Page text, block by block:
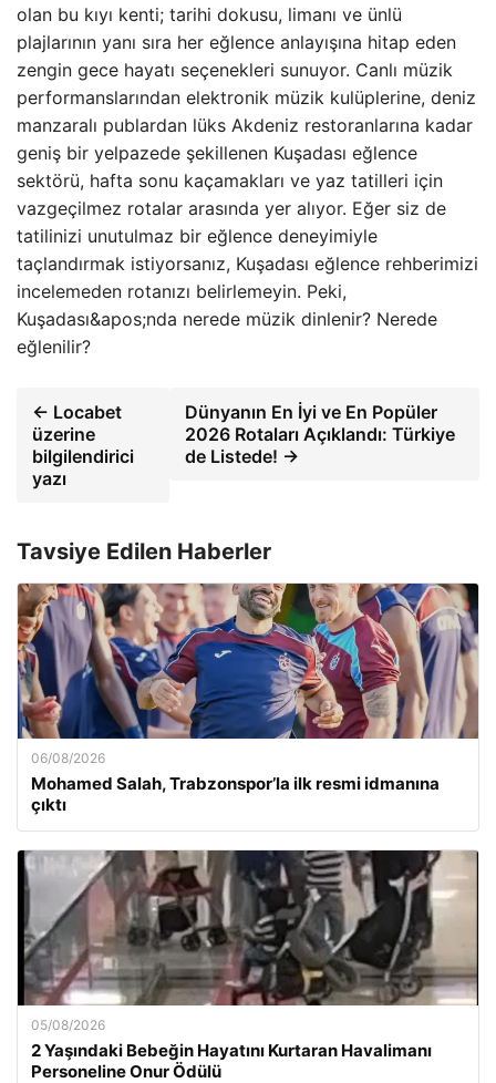
olan bu kıyı kenti; tarihi dokusu, limanı ve ünlü
plajlarının yanı sıra her eğlence anlayışına hitap eden
zengin gece hayatı seçenekleri sunuyor. Canlı müzik
performanslarından elektronik müzik kulüplerine, deniz
manzaralı publardan lüks Akdeniz restoranlarına kadar
geniş bir yelpazede şekillenen Kuşadası eğlence
sektörü, hafta sonu kaçamakları ve yaz tatilleri için
vazgeçilmez rotalar arasında yer alıyor. Eğer siz de
tatilinizi unutulmaz bir eğlence deneyimiyle
taçlandırmak istiyorsanız, Kuşadası eğlence rehberimizi
incelemeden rotanızı belirlemeyin. Peki,
Kuşadası&apos;nda nerede müzik dinlenir? Nerede
eğlenilir?
← Locabet
üzerine
bilgilendirici
yazı
Dünyanın En İyi ve En Popüler
2026 Rotaları Açıklandı: Türkiye
de Listede! →
Tavsiye Edilen Haberler
06/08/2026
Mohamed Salah, Trabzonspor’la ilk resmi idmanına
çıktı
05/08/2026
2 Yaşındaki Bebeğin Hayatını Kurtaran Havalimanı
Personeline Onur Ödülü